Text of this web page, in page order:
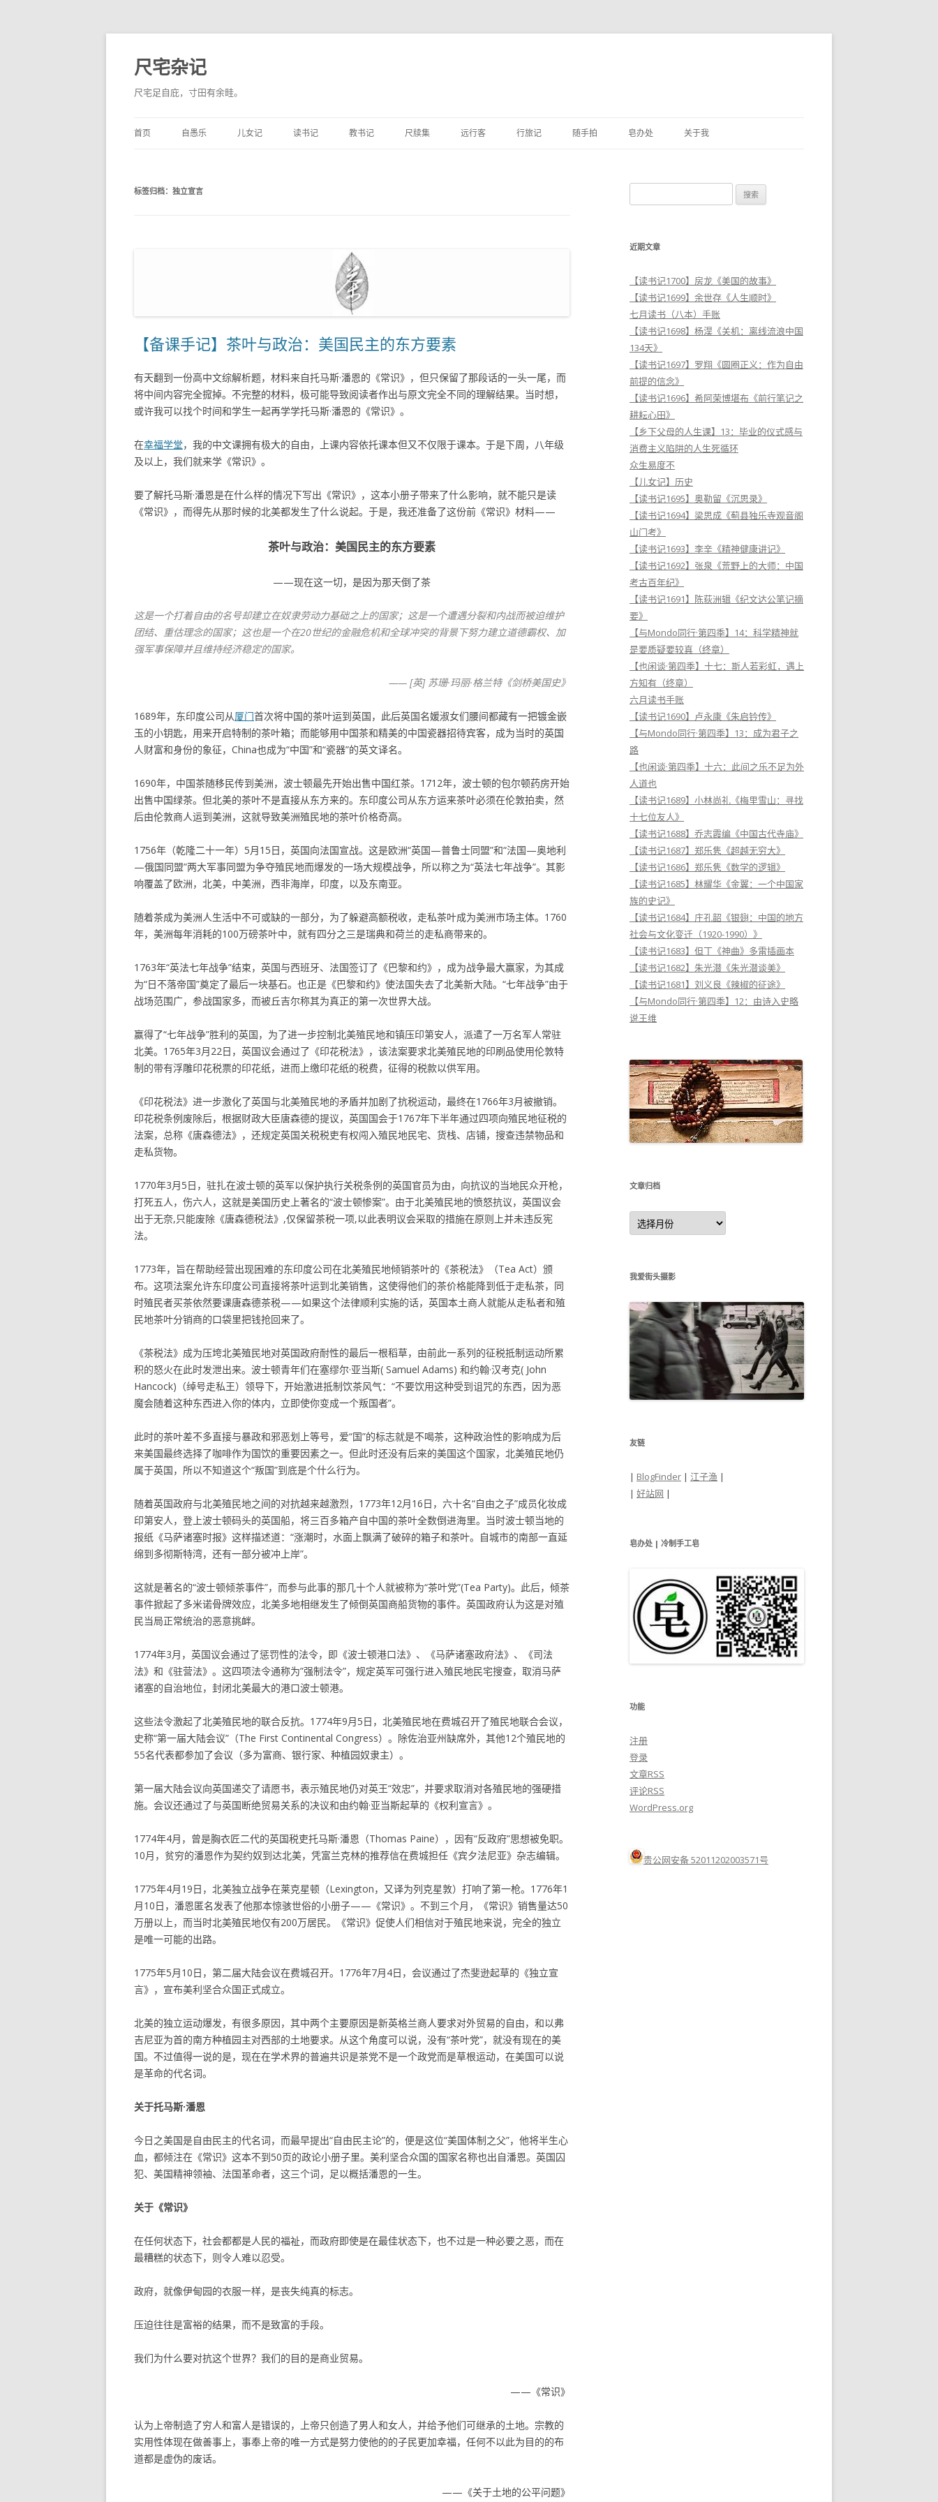
尺宅杂记
尺宅足自庇，寸田有余畦。
至
正
首页 自愚乐 儿女记 读书记 教书记 尺牍集 远行客 行旅记 随手拍 皂办处 关于我
标签归档： 独立宣言
【备课手记】茶叶与政治：美国民主的东方要素
有天翻到一份高中文综解析题，材料来自托马斯·潘恩的《常识》，但只保留了那段话的一头一尾，而
将中间内容完全搲掉。不完整的材料，极可能导致阅读者作出与原文完全不同的理解结果。当时想，
或许我可以找个时间和学生一起再学学托马斯·潘恩的《常识》。
在幸福学堂，我的中文课拥有极大的自由，上课内容依托课本但又不仅限于课本。于是下周，八年级
及以上，我们就来学《常识》。
要了解托马斯·潘恩是在什么样的情况下写出《常识》，这本小册子带来了什么影响，就不能只是读
《常识》，而得先从那时候的北美都发生了什么说起。于是，我还准备了这份前《常识》材料——
茶叶与政治：美国民主的东方要素
——现在这一切，是因为那天倒了茶
这是一个打着自由的名号却建立在奴隶劳动力基础之上的国家；这是一个遭遇分裂和内战而被迫维护
团结、重估理念的国家；这也是一个在20世纪的金融危机和全球冲突的背景下努力建立道德霸权、加
强军事保障并且维持经济稳定的国家。
—— [英] 苏珊·玛丽·格兰特《剑桥美国史》
1689年，东印度公司从厦门首次将中国的茶叶运到英国，此后英国名媛淑女们腰间都藏有一把镀金嵌
玉的小钥匙，用来开启特制的茶叶箱；而能够用中国茶和精美的中国瓷器招待宾客，成为当时的英国
人财富和身份的象征，China也成为“中国”和“瓷器”的英文译名。
1690年，中国茶随移民传到美洲，波士顿最先开始出售中国红茶。1712年，波士顿的包尔顿药房开始
出售中国绿茶。但北美的茶叶不是直接从东方来的。东印度公司从东方运来茶叶必须在伦敦拍卖，然
后由伦敦商人运到美洲，这就导致美洲殖民地的茶叶价格奇高。
1756年（乾隆二十一年）5月15日，英国向法国宣战。这是欧洲“英国—普鲁士同盟”和“法国—奥地利
—俄国同盟”两大军事同盟为争夺殖民地而爆发的一场大规模战争，所以称之为“英法七年战争”。其影
响覆盖了欧洲，北美，中美洲，西非海岸，印度，以及东南亚。
随着茶成为美洲人生活中不可或缺的一部分，为了躲避高额税收，走私茶叶成为美洲市场主体。1760
年，美洲每年消耗的100万磅茶叶中，就有四分之三是瑞典和荷兰的走私商带来的。
1763年“英法七年战争”结束，英国与西班牙、法国签订了《巴黎和约》，成为战争最大赢家，为其成
为“日不落帝国”奠定了最后一块基石。也正是《巴黎和约》使法国失去了北美新大陆。“七年战争”由于
战场范围广，参战国家多，而被丘吉尔称其为真正的第一次世界大战。
赢得了“七年战争”胜利的英国，为了进一步控制北美殖民地和镇压印第安人，派遣了一万名军人常驻
北美。1765年3月22日，英国议会通过了《印花税法》，该法案要求北美殖民地的印刷品使用伦敦特
制的带有浮雕印花税票的印花纸，进而上缴印花纸的税费，征得的税款以供军用。
《印花税法》进一步激化了英国与北美殖民地的矛盾并加剧了抗税运动，最终在1766年3月被撤销。
印花税条例废除后，根据财政大臣唐森德的提议，英国国会于1767年下半年通过四项向殖民地征税的
法案，总称《唐森德法》，还规定英国关税税吏有权闯入殖民地民宅、货栈、店铺，搜查违禁物品和
走私货物。
1770年3月5日，驻扎在波士顿的英军以保护执行关税条例的英国官员为由，向抗议的当地民众开枪，
打死五人，伤六人，这就是美国历史上著名的“波士顿惨案”。由于北美殖民地的愤怒抗议，英国议会
出于无奈,只能废除《唐森德税法》,仅保留茶税一项,以此表明议会采取的措施在原则上并未违反宪
法。
1773年，旨在帮助经营出现困难的东印度公司在北美殖民地倾销茶叶的《茶税法》（Tea Act）颁
布。这项法案允许东印度公司直接将茶叶运到北美销售，这使得他们的茶价格能降到低于走私茶，同
时殖民者买茶依然要课唐森德茶税——如果这个法律顺利实施的话，英国本土商人就能从走私者和殖
民地茶叶分销商的口袋里把钱抢回来了。
《茶税法》成为压垮北美殖民地对英国政府耐性的最后一根稻草，由前此一系列的征税抵制运动所累
积的怒火在此时发泄出来。波士顿青年们在塞缪尔·亚当斯( Samuel Adams) 和约翰·汉考克( John
Hancock)（绰号走私王）领导下，开始激进抵制饮茶风气：“不要饮用这种受到诅咒的东西，因为恶
魔会随着这种东西进入你的体内，立即使你变成一个叛国者”。
此时的茶叶差不多直接与暴政和邪恶划上等号，爱“国”的标志就是不喝茶，这种政治性的影响成为后
来美国最终选择了咖啡作为国饮的重要因素之一。但此时还没有后来的美国这个国家，北美殖民地仍
属于英国，所以不知道这个“叛国”到底是个什么行为。
随着英国政府与北美殖民地之间的对抗越来越激烈，1773年12月16日，六十名“自由之子”成员化妆成
印第安人，登上波士顿码头的英国船，将三百多箱产自中国的茶叶全数倒进海里。当时波士顿当地的
报纸《马萨诸塞时报》这样描述道：“涨潮时，水面上飘满了破碎的箱子和茶叶。自城市的南部一直延
绵到多彻斯特湾，还有一部分被冲上岸”。
这就是著名的“波士顿倾茶事件”，而参与此事的那几十个人就被称为“茶叶党”(Tea Party)。此后，倾茶
事件掀起了多米诺骨牌效应，北美多地相继发生了倾倒英国商船货物的事件。英国政府认为这是对殖
民当局正常统治的恶意挑衅。
1774年3月，英国议会通过了惩罚性的法令，即《波士顿港口法》、《马萨诸塞政府法》、《司法
法》和《驻营法》。这四项法令通称为”强制法令”，规定英军可强行进入殖民地民宅搜查，取消马萨
诸塞的自治地位，封闭北美最大的港口波士顿港。
这些法令激起了北美殖民地的联合反抗。1774年9月5日，北美殖民地在费城召开了殖民地联合会议，
史称“第一届大陆会议”（The First Continental Congress）。除佐治亚州缺席外，其他12个殖民地的
55名代表都参加了会议（多为富商、银行家、种植园奴隶主）。
第一届大陆会议向英国递交了请愿书，表示殖民地仍对英王“效忠”，并要求取消对各殖民地的强硬措
施。会议还通过了与英国断绝贸易关系的决议和由约翰·亚当斯起草的《权利宣言》。
1774年4月，曾是胸衣匠二代的英国税吏托马斯·潘恩（Thomas Paine），因有“反政府”思想被免职。
10月，贫穷的潘恩作为契约奴到达北美，凭富兰克林的推荐信在费城担任《宾夕法尼亚》杂志编辑。
1775年4月19日，北美独立战争在莱克星顿（Lexington，又译为列克星敦）打响了第一枪。1776年1
月10日，潘恩匿名发表了他那本惊骇世俗的小册子——《常识》。不到三个月，《常识》销售量达50
万册以上，而当时北美殖民地仅有200万居民。《常识》促使人们相信对于殖民地来说，完全的独立
是唯一可能的出路。
1775年5月10日，第二届大陆会议在费城召开。1776年7月4日，会议通过了杰斐逊起草的《独立宣
言》，宣布美利坚合众国正式成立。
北美的独立运动爆发，有很多原因，其中两个主要原因是新英格兰商人要求对外贸易的自由，和以弗
吉尼亚为首的南方种植园主对西部的土地要求。从这个角度可以说，没有“茶叶党”，就没有现在的美
国。不过值得一说的是，现在在学术界的普遍共识是茶党不是一个政党而是草根运动，在美国可以说
是革命的代名词。
关于托马斯·潘恩
今日之美国是自由民主的代名词，而最早提出“自由民主论”的，便是这位“美国体制之父”，他将半生心
血，都倾注在《常识》这本不到50页的政论小册子里。美利坚合众国的国家名称也出自潘恩。英国囚
犯、美国精神领袖、法国革命者，这三个词，足以概括潘恩的一生。
关于《常识》
在任何状态下，社会都都是人民的福祉，而政府即使是在最佳状态下，也不过是一种必要之恶，而在
最糟糕的状态下，则令人难以忍受。
政府，就像伊甸园的衣服一样，是丧失纯真的标志。
压迫往往是富裕的结果，而不是致富的手段。
我们为什么要对抗这个世界？我们的目的是商业贸易。
——《常识》
认为上帝制造了穷人和富人是错误的，上帝只创造了男人和女人，并给予他们可继承的土地。宗教的
实用性体现在做善事上，事奉上帝的唯一方式是努力使他的的子民更加幸福，任何不以此为目的的布
道都是虚伪的废话。
——《关于土地的公平问题》
索
近期文章
【读书记1700】房龙《美国的故事》
【读书记1699】余世存《人生顺时》
七月读书（八本）手账
【读书记1698】杨淏《关机：离线流浪中国
134天》
【读书记1697】罗翔《圆圈正义：作为自由
前提的信念》
【读书记1696】希阿荣博堪布《前行笔记之
耕耘心田》
【乡下父母的人生课】13：毕业的仪式感与
消费主义陷阱的人生死循环
众生易度不
【儿女记】历史
【读书记1695】奥勒留《沉思录》
【读书记1694】梁思成《蓟县独乐寺观音阁
山门考》
【读书记1693】李辛《精神健康讲记》
【读书记1692】张泉《荒野上的大师：中国
考古百年纪》
【读书记1691】陈荻洲辑《纪文达公笔记摘
要》
【与Mondo同行·第四季】14：科学精神就
是要质疑要较真（终章）
【也闲谈·第四季】十七：斯人若彩虹，遇上
方知有（终章）
六月读书手账
【读书记1690】卢永康《朱启钤传》
【与Mondo同行·第四季】13：成为君子之
路
【也闲谈·第四季】十六：此间之乐不足为外
人道也
【读书记1689】小林尚礼《梅里雪山：寻找
十七位友人》
【读书记1688】乔志霞编《中国古代寺庙》
【读书记1687】郑乐隽《超越无穷大》
【读书记1686】郑乐隽《数学的逻辑》
【读书记1685】林耀华《金翼：一个中国家
族的史记》
【读书记1684】庄孔韶《银翅：中国的地方
社会与文化变迁（1920-1990）》
【读书记1683】但丁《神曲》多雷插画本
【读书记1682】朱光潜《朱光潜谈美》
【读书记1681】刘义良《辣椒的征途》
【与Mondo同行·第四季】12：由诗入史略
说王维
文章归档
文
章
归
我爱街头摄影
友链
| BlogFinder | 江子渔 |
| 好站网 |
皂办处 | 冷制手工皂
功能
注册
登录
文章RSS
评论RSS
WordPress.org
贵公网安备 52011202003571号